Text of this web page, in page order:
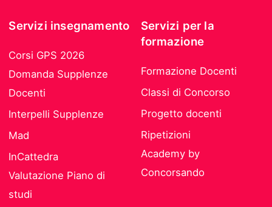
Servizi insegnamento
Corsi GPS 2026
Domanda Supplenze
Docenti
Interpelli Supplenze
Mad
InCattedra
Valutazione Piano di
studi
Servizi per la
formazione
Formazione Docenti
Classi di Concorso
Progetto docenti
Ripetizioni
Academy by
Concorsando